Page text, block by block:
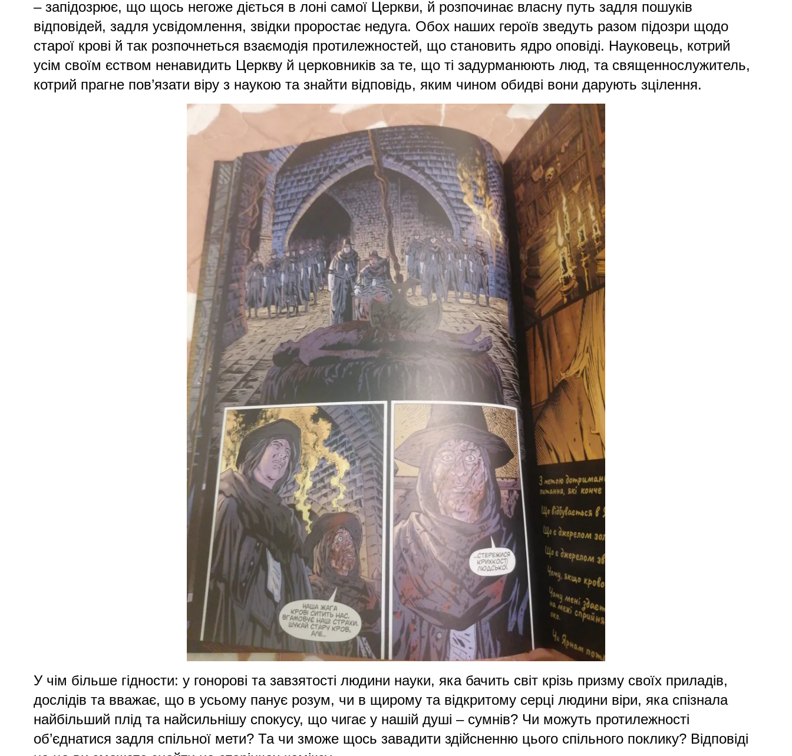
– запідозрює, що щось негоже діється в лоні самої Церкви, й розпочинає власну путь задля пошуків
відповідей, задля усвідомлення, звідки проростає недуга. Обох наших героїв зведуть разом підозри щодо
старої крові й так розпочнеться взаємодія протилежностей, що становить ядро оповіді. Науковець, котрий
усім своїм єством ненавидить Церкву й церковників за те, що ті задурманюють люд, та священнослужитель,
котрий прагне пов’язати віру з наукою та знайти відповідь, яким чином обидві вони дарують зцілення.
У чім більше гідности: у гонорові та завзятості людини науки, яка бачить світ крізь призму своїх приладів,
дослідів та вважає, що в усьому панує розум, чи в щирому та відкритому серці людини віри, яка спізнала
найбільший плід та найсильнішу спокусу, що чигає у нашій душі – сумнів? Чи можуть протилежності
об’єднатися задля спільної мети? Та чи зможе щось завадити здійсненню цього спільного поклику? Відповіді